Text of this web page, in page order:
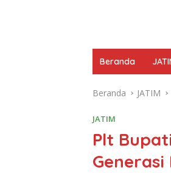
Beranda
Beranda JATIM
JATIM
Plt